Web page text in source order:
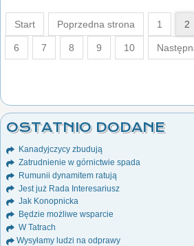
Start Poprzedna strona 1 2
6 7 8 9 10
OSTATNIO DODANE
Kanadyjczycy zbudują
Zatrudnienie w górnictwie spada
Rumunii dynamitem ratują
Jest już Rada Interesariusz
Jak Konopnicka
Będzie możliwe wsparcie
W Tatrach
Wysyłamy ludzi na odprawy